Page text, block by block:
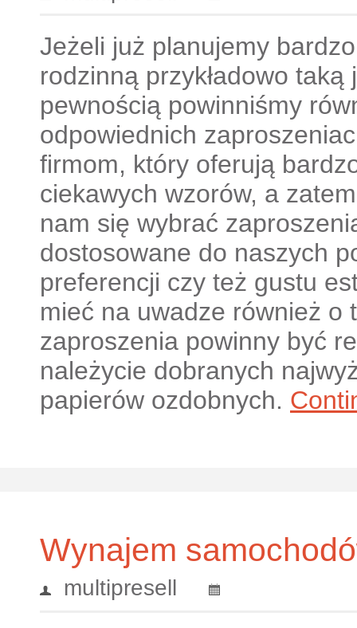
Jeżeli już planujemy
rodzinną przykładowo taką
pewnością powinniśmy
odpowiednich
firmom, który oferują
ciekawych wzorów, a
nam się wybrać
dostosowane do naszych
preferencji czy też gustu
mieć na uwadze również o
zaproszenia powinny być
należycie dobranych
papierów ozdobnych.
Wynajem
multipresell